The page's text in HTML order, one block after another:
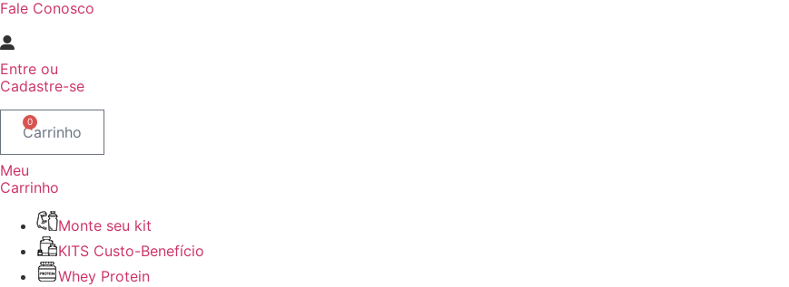
Fale Conosco
Entre ou
Cadastre-se
0
Carrinho
Meu
Carrinho
Monte seu kit
KITS Custo-Benefício
Whey Protein